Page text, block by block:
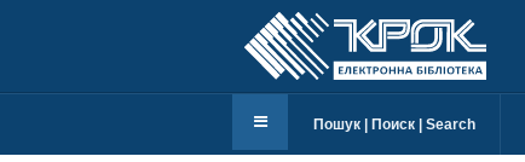
Пошук | Поиск | Search